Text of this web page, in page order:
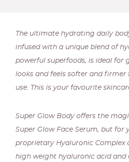
The ultimate hydrating daily
infused with a unique blend of
powerful superfoods, is ideal for
looks and feels softer and
use. This is your favourite
Super Glow Body offers the
Super Glow Face Serum, but for
proprietary Hyaluronic Complex
high weight hyaluronic acid and